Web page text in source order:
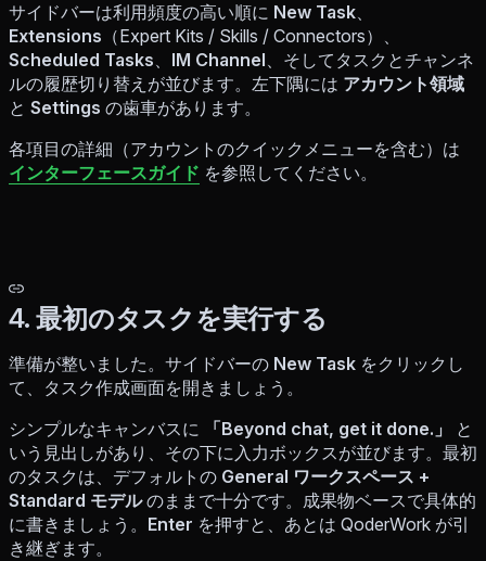
サイドバーは利用頻度の高い順に New Task、
Extensions （Expert Kits / Skills / Connectors）、
Scheduled Tasks、 IM Channel、そしてタスクとチャンネ
ルの履歴切り替えが並びます。左下隅には アカウント領域
と Settings の歯車があります。
各項目の詳細（アカウントのクイックメニューを含む）は
インターフェースガイド を参照してください。
4. 最初のタスクを実行する
準備が整いました。サイドバーの New Task をクリックし
て、タスク作成画面を開きましょう。
シンプルなキャンバスに
「Beyond chat, get it done.」
と
いう見出しがあり、その下に入力ボックスが並びます。最初
のタスクは、デフォルトの General ワークスペース +
Standard モデルのままで十分です。成果物ベースで具体的
に書きましょう。 Enter を押すと、あとは QoderWork が引
き継ぎます。